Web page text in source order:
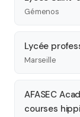
Gémenos
Lycée
Marseille
AFASEC
courses